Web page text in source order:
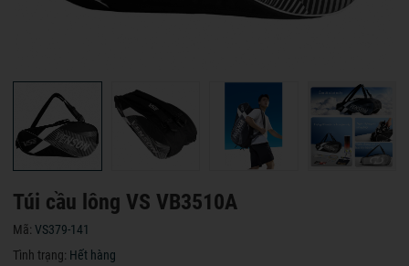
Túi cầu lông VS VB3510A
Mã: VS379-141
Tình trạng: Hết hàng